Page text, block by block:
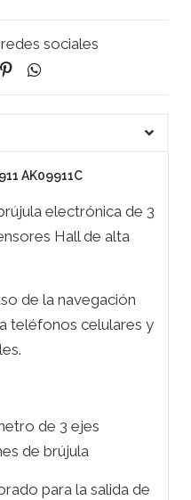
sociales
AK09911C
electrónica de 3
Hall de alta
de la navegación
teléfonos celulares y
de 3 ejes
de brújula
para la salida de